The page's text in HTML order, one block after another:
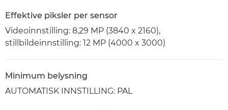
Effektive piksler per sensor
Videoinnstilling: 8,29 MP (3840 x 2160),
stillbildeinnstilling: 12 MP (4000 x 3000)
Minimum belysning
AUTOMATISK INNSTILLING: PAL